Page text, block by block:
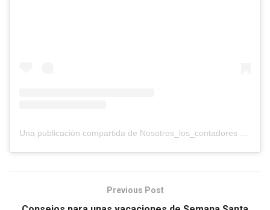
Una publicación compartida de Nosotros_los_contadores (@nosotros_los_contadores)
Previous Post